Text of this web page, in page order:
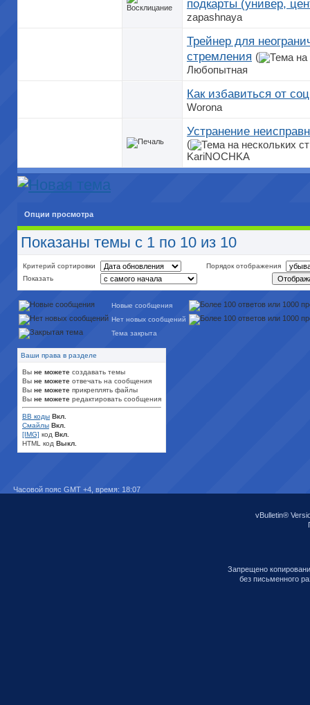
подкарты (универ,
zapashnaya
Трейнер для
стремления (
Любопытная
Как избавиться от
Worona
Устранение
(
KariNOCHKA
Опции просмотра
Показаны темы с 1 по 10 из 10
Критерий сортировки
Порядок отображения
Показать
Новые сообщения
Нет новых сообщений
Тема закрыта
Ваши права в разделе
Вы не можете создавать темы
Вы не можете отвечать на сообщения
Вы не можете прикреплять файлы
Вы не можете редактировать сообщения
BB коды Вкл.
Смайлы Вкл.
[IMG] код Вкл.
HTML код Выкл.
Часовой пояс GMT +4, время: 18:07
vBulletin®
Запрещено
без письменного